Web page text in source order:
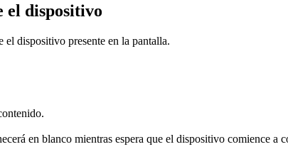
el dispositivo
dispositivo presente en la pantalla.
en blanco mientras espera que el dispositivo comience a